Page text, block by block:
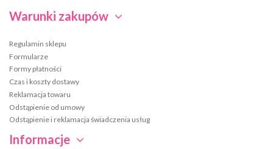
Warunki zakupów
Regulamin sklepu
Formularze
Formy płatności
Czas i koszty dostawy
Reklamacja towaru
Odstąpienie od umowy
Odstąpienie i reklamacja świadczenia usług
Informacje